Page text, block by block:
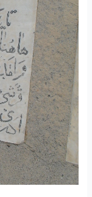
در
لباس
فقر
باید
سه
ترک.
ترک
دنیا
ترک
عقبی
ترک
ترک”